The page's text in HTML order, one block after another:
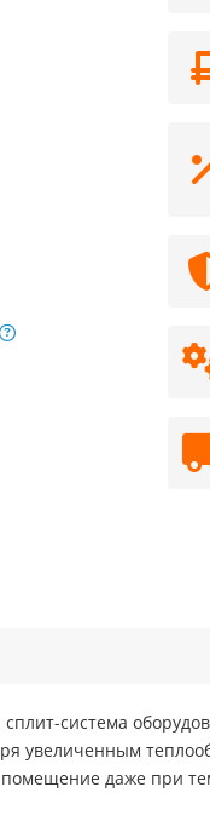
система
увеличенным
помещение даже при